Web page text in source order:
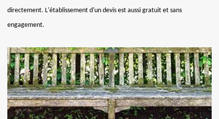
directement. L'établissement d'un devis est aussi gratuit et sans
engagement.